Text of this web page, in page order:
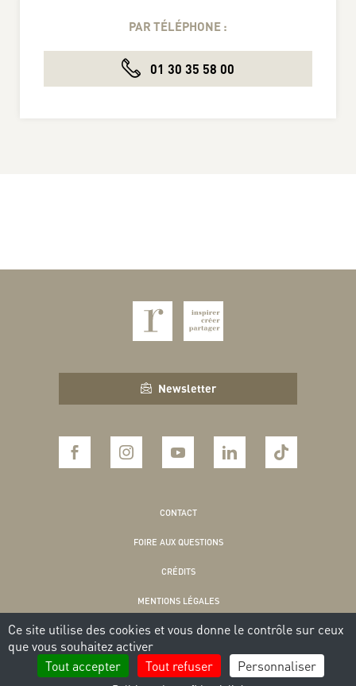
PAR TÉLÉPHONE :
01 30 35 58 00
Newsletter
CONTACT
FOIRE AUX QUESTIONS
CRÉDITS
MENTIONS LÉGALES
POLITIQUE DE CONFIDENTIALITÉ
COOKIES
Ce site utilise des cookies et vous donne le contrôle sur ceux
que vous souhaitez activer
Tout accepter
Tout refuser Personnaliser